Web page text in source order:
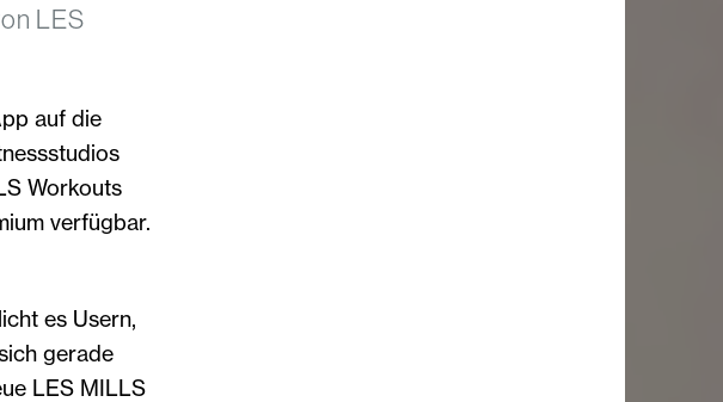
LES
auf die
Workouts
verfügbar.
es Usern,
gerade
LES MILLS